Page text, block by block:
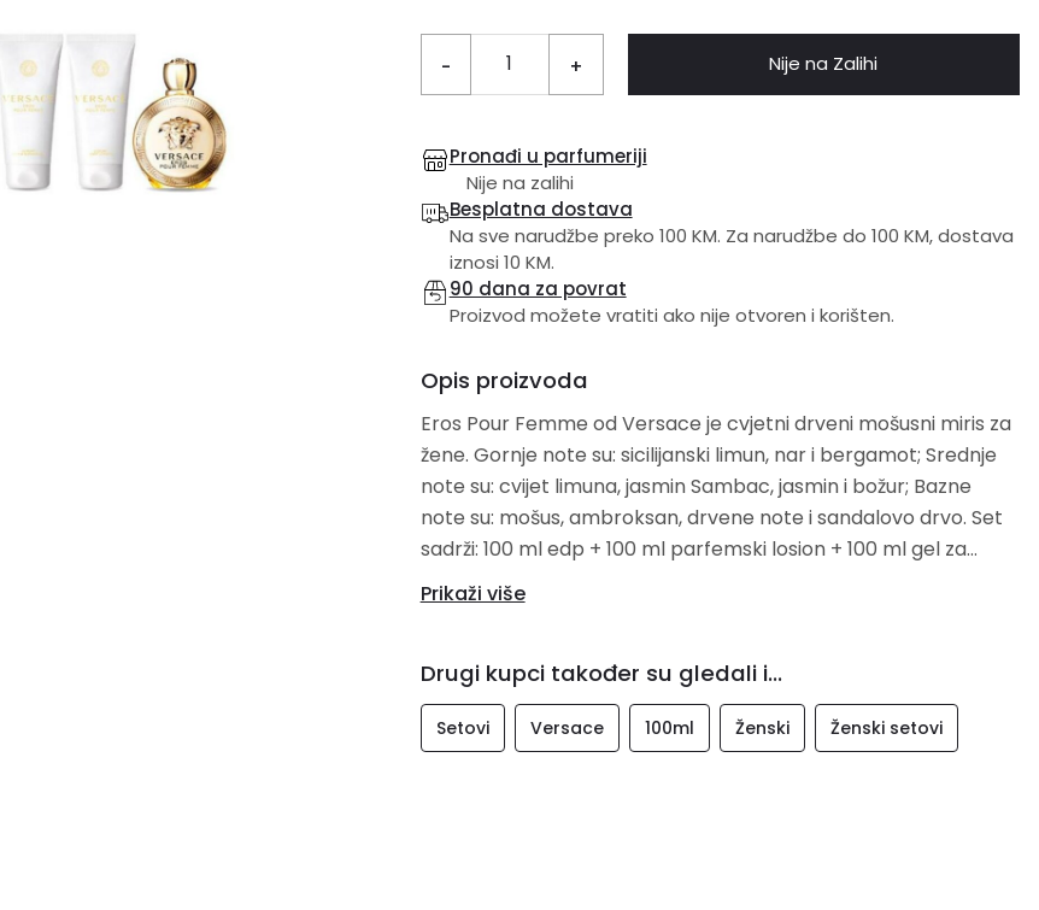
- + Nije na Zalihi
Pronađi u parfumeriji
Nije na zalihi
Besplatna dostava
Na sve narudžbe preko 100 KM. Za narudžbe do 100 KM, dostava
iznosi 10 KM.
90 dana za povrat
Proizvod možete vratiti ako nije otvoren i korišten.
Opis proizvoda
Eros Pour Femme od Versace je cvjetni drveni mošusni miris za
žene. Gornje note su: sicilijanski limun, nar i bergamot; Srednje
note su: cvijet limuna, jasmin Sambac, jasmin i božur; Bazne
note su: mošus, ambroksan, drvene note i sandalovo drvo. Set
sadrži: 100 ml edp + 100 ml parfemski losion + 100 ml gel za
tuširanje + neseser
Prikaži više
Drugi kupci također su gledali i...
Setovi Versace 100ml Ženski Ženski setovi